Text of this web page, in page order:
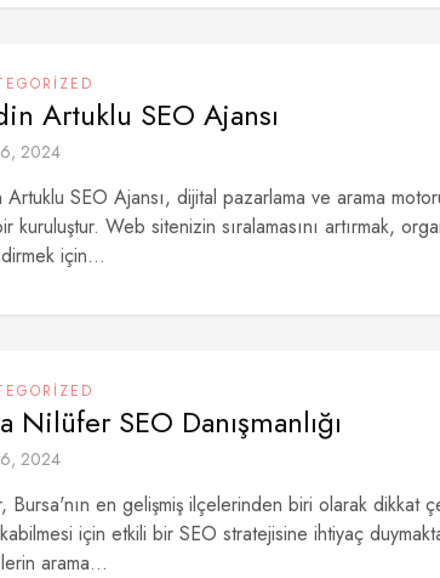
Artuklu SEO Ajansı
2024
Artuklu SEO Ajansı, dijital pazarlama ve arama
kuruluştur. Web sitenizin sıralamasını artırmak,
için...
Nilüfer SEO Danışmanlığı
2024
Bursa'nın en gelişmiş ilçelerinden biri olarak dikkat
için etkili bir SEO stratejisine ihtiyaç
arama...